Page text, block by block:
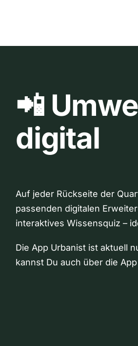
📲
digital
Auf jeder Rückseite der
passenden digitalen
interaktives Wissensquiz –
Die App Urbanist ist aktuell
kannst Du auch über die